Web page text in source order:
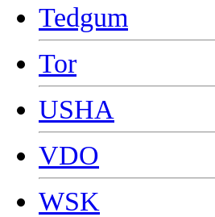
Tedgum
Tor
USHA
VDO
WSK